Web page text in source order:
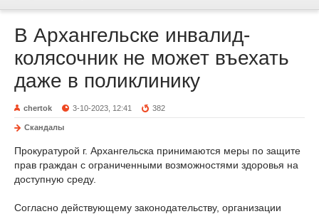
В Архангельске инвалид-
колясочник не может въехать
даже в поликлинику
chertok 3-10-2023, 12:41 382
Скандалы
Прокуратурой г. Архангельска принимаются меры по защите
прав граждан с ограниченными возможностями здоровья на
доступную среду.
Согласно действующему законодательству, организации